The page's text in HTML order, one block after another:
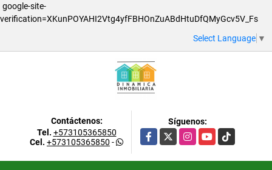
google-site-
verification=XKunPOYAHI2Vtg4yfFBHOnZuABdHtuDfQMyGcv5V_Fs
Select Language ▼
Contáctenos:
Tel. +573105365850
Cel. +573105365850 -
Síguenos:
Facebook
X InstagramYouTubeTikTok